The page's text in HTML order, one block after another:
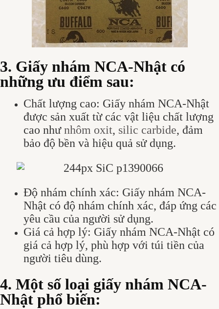
3. Giấy nhám NCA-Nhật có
những ưu điểm sau:
Chất lượng cao: Giấy nhám NCA-Nhật
được sản xuất từ các vật liệu chất lượng
cao nhưnhôm oxit, silic carbide, đảm
bảo độ bền và hiệu quả sử dụng.
Độ nhám chính xác: Giấy nhám NCA-
Nhật có độ nhám chính xác, đáp ứng các
yêu cầu của người sử dụng.
Giá cả hợp lý: Giấy nhám NCA-Nhật có
giá cả hợp lý, phù hợp với túi tiền của
người tiêu dùng.
4. Một số loại giấy nhám NCA-
Nhật phổ biến: